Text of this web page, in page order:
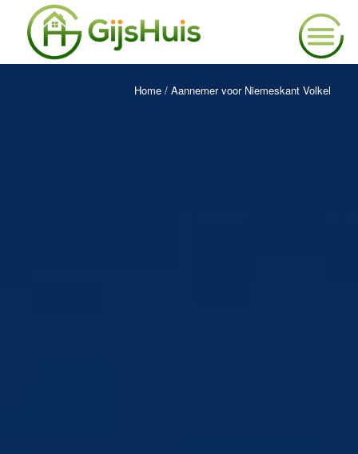
Home / Aannemer voor Niemeskant Volkel